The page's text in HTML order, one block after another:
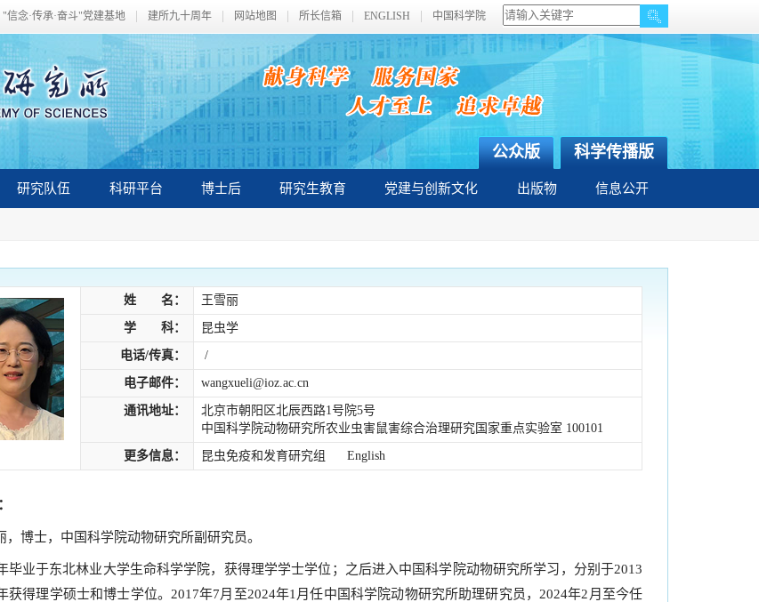
"信念·传承·奋斗"党建基地 建所九十周年 网站地图 所长信箱 ENGLISH 中国科学院
科学传播版
公众版
研究队伍 科研平台 博士后 研究生教育 党建与创新文化 出版物 信息公开
姓 名： 王雪丽
学 科： 昆虫学
电话/传真： /
电子邮件： wangxueli@ioz.ac.cn
通讯地址：
北京市朝阳区北辰西路1号院5号
中国科学院动物研究所农业虫害鼠害综合治理研究国家重点实验室 100101
更多信息： 昆虫免疫和发育研究组 English
，博士，中国科学院动物研究所副研究员。
毕业于东北林业大学生命科学学院，获得理学学士学位；之后进入中国科学院动物研究所学习，分别于2013
获得理学硕士和博士学位。2017年7月至2024年1月任中国科学院动物研究所助理研究员，2024年2月至今任